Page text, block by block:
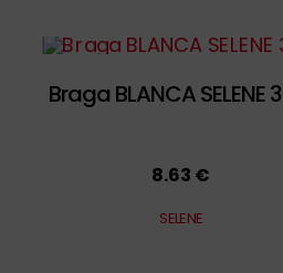
Braga BLANCA SELENE
8.63 €
SELENE